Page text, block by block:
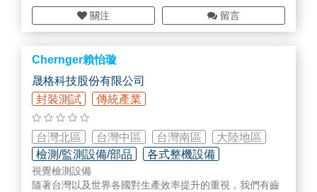
ASI 染色體與病理切片分析系統
CherryTemp超高速瞬間溫控檯
Tomocube 無螢光標記活細胞全息影像系統
ANDOR 科研相機及 Imaris 影像系統
LifeCanvas 組織澄清透明化處理系統
顯微鏡自動化與相關設備
影像控制分析軟體
顯微操作注射與組織切割系統
半導體及工業用顯微鏡
古物修護鑑識設備
其它研究檢測儀器
產品與應用技術
維修與技術支援
關注 留言
Chernger賴怡璇
晟格科技股份有限公司
封裝測試
傳統產業
台灣北區 台灣中區 台灣南區
大陸地區
檢測/監測設備/部品
各式整機設備
視覺檢測設備
隨著台灣以及世界各國對生產效率提升的重視，我們有齒